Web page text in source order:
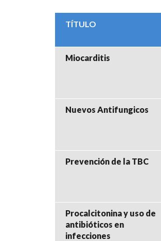
TÍTULO
Miocarditis
Nuevos Antifungicos
Prevención de la TBC
Procalcitonina y uso de
antibióticos en
infecciones